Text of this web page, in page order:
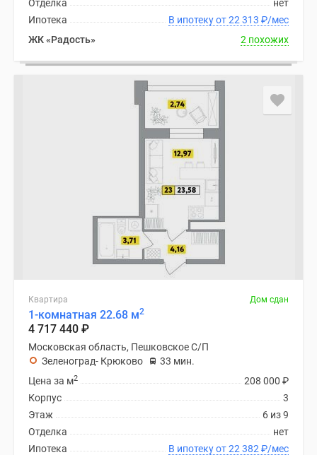
нет
Отделка
В ипотеку от 22 313 ₽/мес
Ипотека
ЖК «Радость»
2 похожих
Квартира Дом сдан
1-комнатная 22.68 м2
4 717 440 ₽
Московская область, Пешковское С/П
Зеленоград- Крюково
33 мин.
208 000 ₽
Цена за м2
3
Корпус
6 из 9
Этаж
нет
Отделка
В ипотеку от 22 382 ₽/мес
Ипотека